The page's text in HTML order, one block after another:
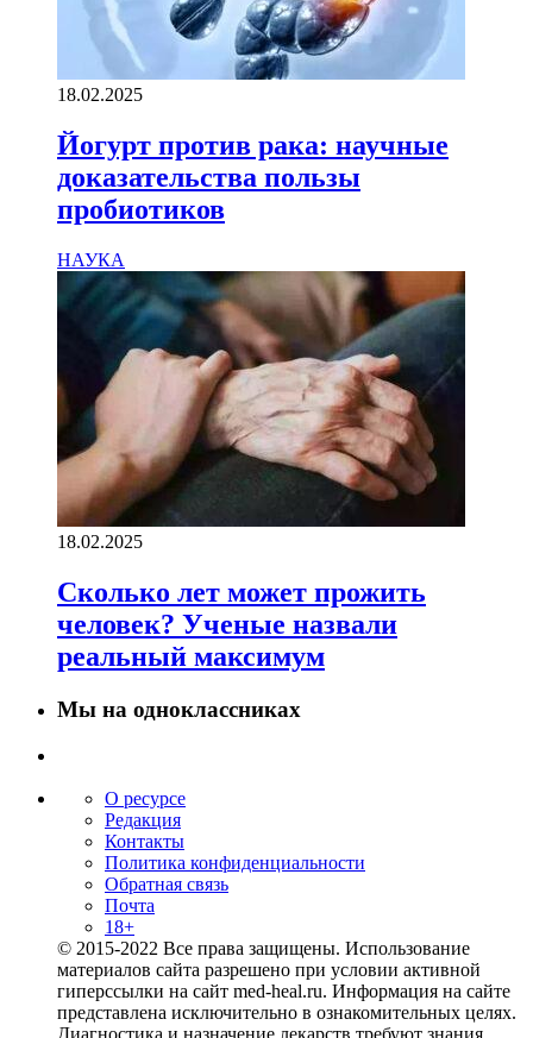
18.02.2025
Йогурт против рака: научные
доказательства пользы
пробиотиков
НАУКА
18.02.2025
Сколько лет может прожить
человек? Ученые назвали
реальный максимум
Мы на одноклассниках
О ресурсе
Редакция
Контакты
Политика конфиденциальности
Обратная связь
Почта
18+
© 2015-2022 Все права защищены. Использование
материалов сайта разрешено при условии активной
гиперссылки на сайт med-heal.ru. Информация на сайте
представлена исключительно в ознакомительных целях.